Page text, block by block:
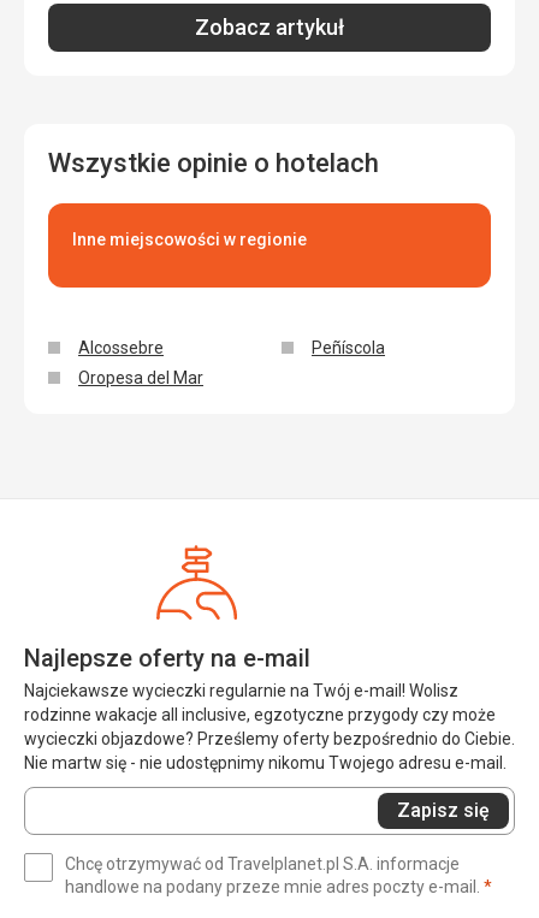
Zobacz artykuł
Wszystkie opinie o hotelach
Inne miejscowości w regionie
Alcossebre
Oropesa del Mar
Peñíscola
Najlepsze oferty na e-mail
Najciekawsze wycieczki regularnie na Twój e-mail! Wolisz
rodzinne wakacje all inclusive, egzotyczne przygody czy może
wycieczki objazdowe? Prześlemy oferty bezpośrednio do Ciebie.
Nie martw się - nie udostępnimy nikomu Twojego adresu e-mail.
Wprowadź
swój
(wymagane)
Zapisz się
Chcę otrzymywać od Travelplanet.pl S.A. informacje
handlowe na podany przeze mnie adres poczty e-mail. *